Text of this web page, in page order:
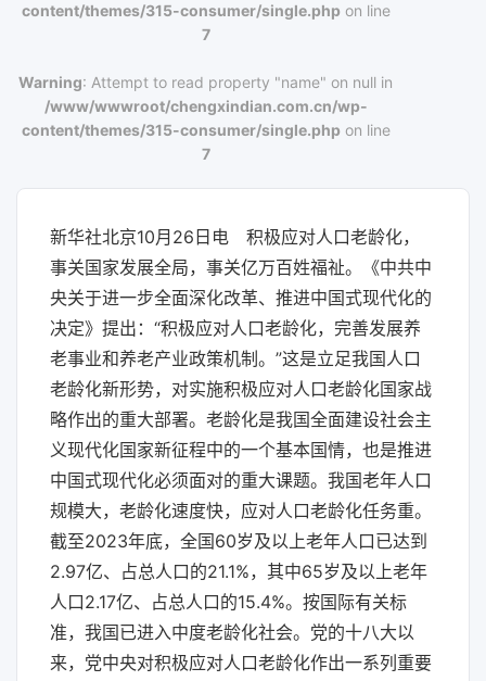
content/themes/315-consumer/single.phpon line
7
Warning: Attempt to read property "name" on null in
/www/wwwroot/chengxindian.com.cn/wp-
content/themes/315-consumer/single.phpon line
7
新华社北京10月26日电 积极应对人口老龄化，
事关国家发展全局，事关亿万百姓福祉。《中共中
央关于进一步全面深化改革、推进中国式现代化的
决定》提出：“积极应对人口老龄化，完善发展养
老事业和养老产业政策机制。”这是立足我国人口
老龄化新形势，对实施积极应对人口老龄化国家战
略作出的重大部署。老龄化是我国全面建设社会主
义现代化国家新征程中的一个基本国情，也是推进
中国式现代化必须面对的重大课题。我国老年人口
规模大，老龄化速度快，应对人口老龄化任务重。
截至2023年底，全国60岁及以上老年人口已达到
2.97亿、占总人口的21.1%，其中65岁及以上老年
人口2.17亿、占总人口的15.4%。按国际有关标
准，我国已进入中度老龄化社会。党的十八大以
来，党中央对积极应对人口老龄化作出一系列重要